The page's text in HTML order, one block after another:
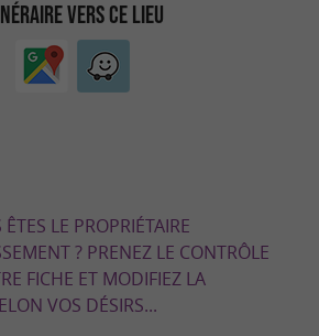
VERS CE LIEU
LE PROPRIÉTAIRE
? PRENEZ LE CONTRÔLE
FICHE ET MODIFIEZ LA
VOS DÉSIRS...